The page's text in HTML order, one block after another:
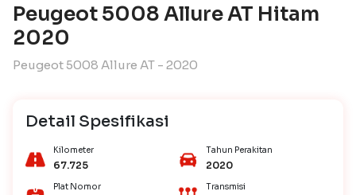
Peugeot 5008 Allure AT Hitam
2020
Peugeot 5008 Allure AT - 2020
Detail Spesifikasi
Kilometer
67.725
Tahun Perakitan
2020
Plat Nomor Transmisi